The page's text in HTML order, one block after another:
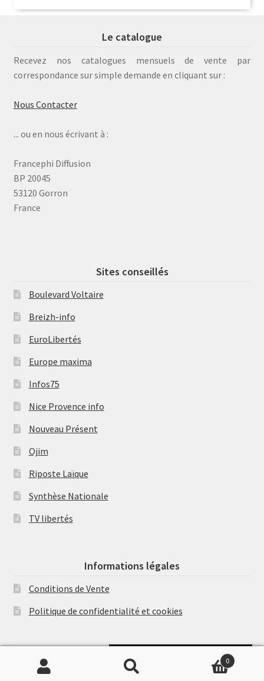
Le catalogue
Recevez nos catalogues mensuels de vente par
correspondance sur simple demande en cliquant sur :
Nous Contacter
... ou en nous écrivant à :
Francephi Diffusion
BP 20045
53120 Gorron
France
Sites conseillés
Boulevard Voltaire
Breizh-info
EuroLibertés
Europe maxima
Infos75
Nice Provence info
Nouveau Présent
Ojim
Riposte Laïque
Synthèse Nationale
TV libertés
Informations légales
Conditions de Vente
Politique de confidentialité et cookies
Recherche
Recherche
0
Soutenir Philippe Randa